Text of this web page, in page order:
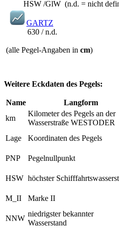
HSW /GlW (n.d. = nicht
GARTZ
630 / n.d.
(alle Pegel-Angaben in cm)
Weitere Eckdaten des Pegels:
Name Langform
km
Kilometer des Pegels an der
Wasserstraße WESTODER
Lage Koordinaten des Pegels
PNP
Pegelnullpunkt
HSW höchster
M_II
Marke II
NNW
niedrigster bekannter
Wasserstand